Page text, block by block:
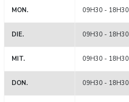
MON. 09H30 - 18H30
DIE. 09H30 - 18H30
MIT. 09H30 - 18H30
DON. 09H30 - 18H30